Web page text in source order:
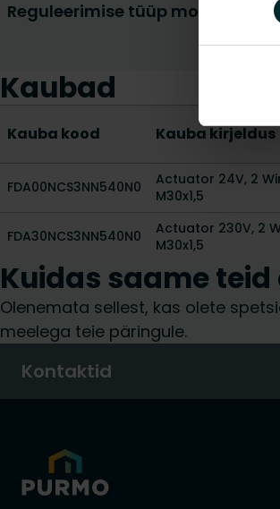
Reguleerimise tüüp moduleeriv
Kaubad
Kauba kood Kauba kirjeldus
FDA00NCS3NN540N0
Actuator 24V, 2
M30x1,5
FDA30NCS3NN540N0
Actuator 230V, 2
M30x1,5
Kuidas saame
Olenemata sellest, kas olete
meelega teie päringule.
Kontaktid